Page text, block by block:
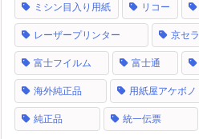
ミシン目入り用紙 リコー
レーザープリンター 京セラ
富士フイルム 富士通
海外純正品 用紙屋アケボノ
純正品 統一伝票